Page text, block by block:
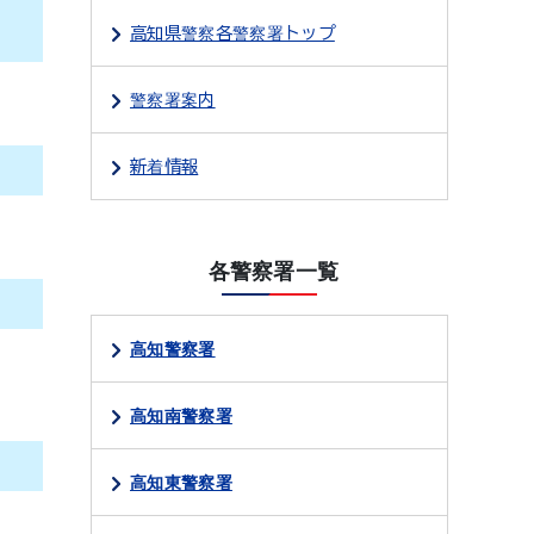
高知県警察各警察署トップ
警察署案内
新着情報
各警察署一覧
高知警察署
高知南警察署
高知東警察署